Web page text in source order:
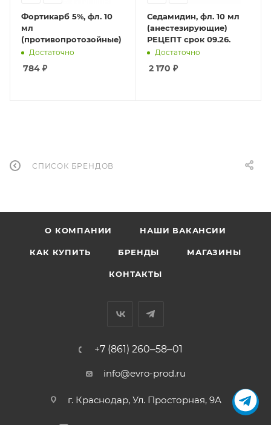
Фортикарб 5%, фл. 10
мл
(противопротозойные)
Достаточно
784 ₽
Седамидин, фл. 10 мл
(анестезирующие)
РЕЦЕПТ срок 09.26.
Достаточно
2 170 ₽
СПИСОК БРЕНДОВ
О КОМПАНИИ НАШИ ВАКАНСИИ
КАК КУПИТЬ БРЕНДЫ МАГАЗИНЫ
КОНТАКТЫ
+7 (861) 260‒58‒01
info@evro-prod.ru
г. Краснодар, ​Ул. Просторная, 9А